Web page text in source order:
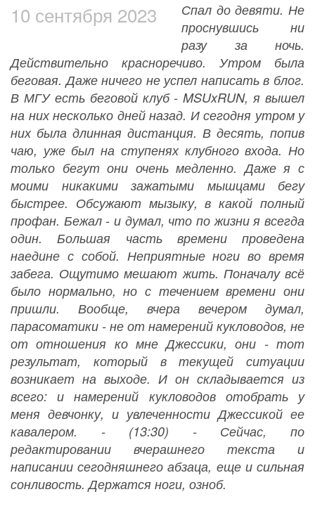
10 сентября 2023
Спал до девяти. Не
проснувшись ни
разу за ночь.
Действительно красноречиво. Утром была
беговая. Даже ничего не успел написать в блог.
В МГУ есть беговой клуб - MSUxRUN, я вышел
на них несколько дней назад. И сегодня утром у
них была длинная дистанция. В десять, попив
чаю, уже был на ступенях клубного входа. Но
только бегут они очень медленно. Даже я с
моими никакими зажатыми мышцами бегу
быстрее. Обсужают мызыку, в какой полный
профан. Бежал - и думал, что по жизни я всегда
один. Большая часть времени проведена
наедине с собой. Неприятные ноги во время
забега. Ощутимо мешают жить. Поначалу всё
было нормально, но с течением времени они
пришли. Вообще, вчера вечером думал,
парасоматики - не от намерений кукловодов, не
от отношения ко мне Джессики, они - тот
результат, который в текущей ситуации
возникает на выходе. И он складывается из
всего: и намерений кукловодов отобрать у
меня девчонку, и увлеченности Джессикой ее
кавалером. - (13:30) - Сейчас, по
редактировании вчерашнего текста и
написании сегодняшнего абзаца, еще и сильная
сонливость. Держатся ноги, озноб.